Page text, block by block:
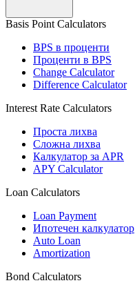
Basis Point Calculators
BPS в проценти
Проценти в BPS
Change Calculator
Difference Calculator
Interest Rate Calculators
Проста лихва
Сложна лихва
Калкулатор за APR
APY Calculator
Loan Calculators
Loan Payment
Ипотечен калкулатор
Auto Loan
Amortization
Bond Calculators